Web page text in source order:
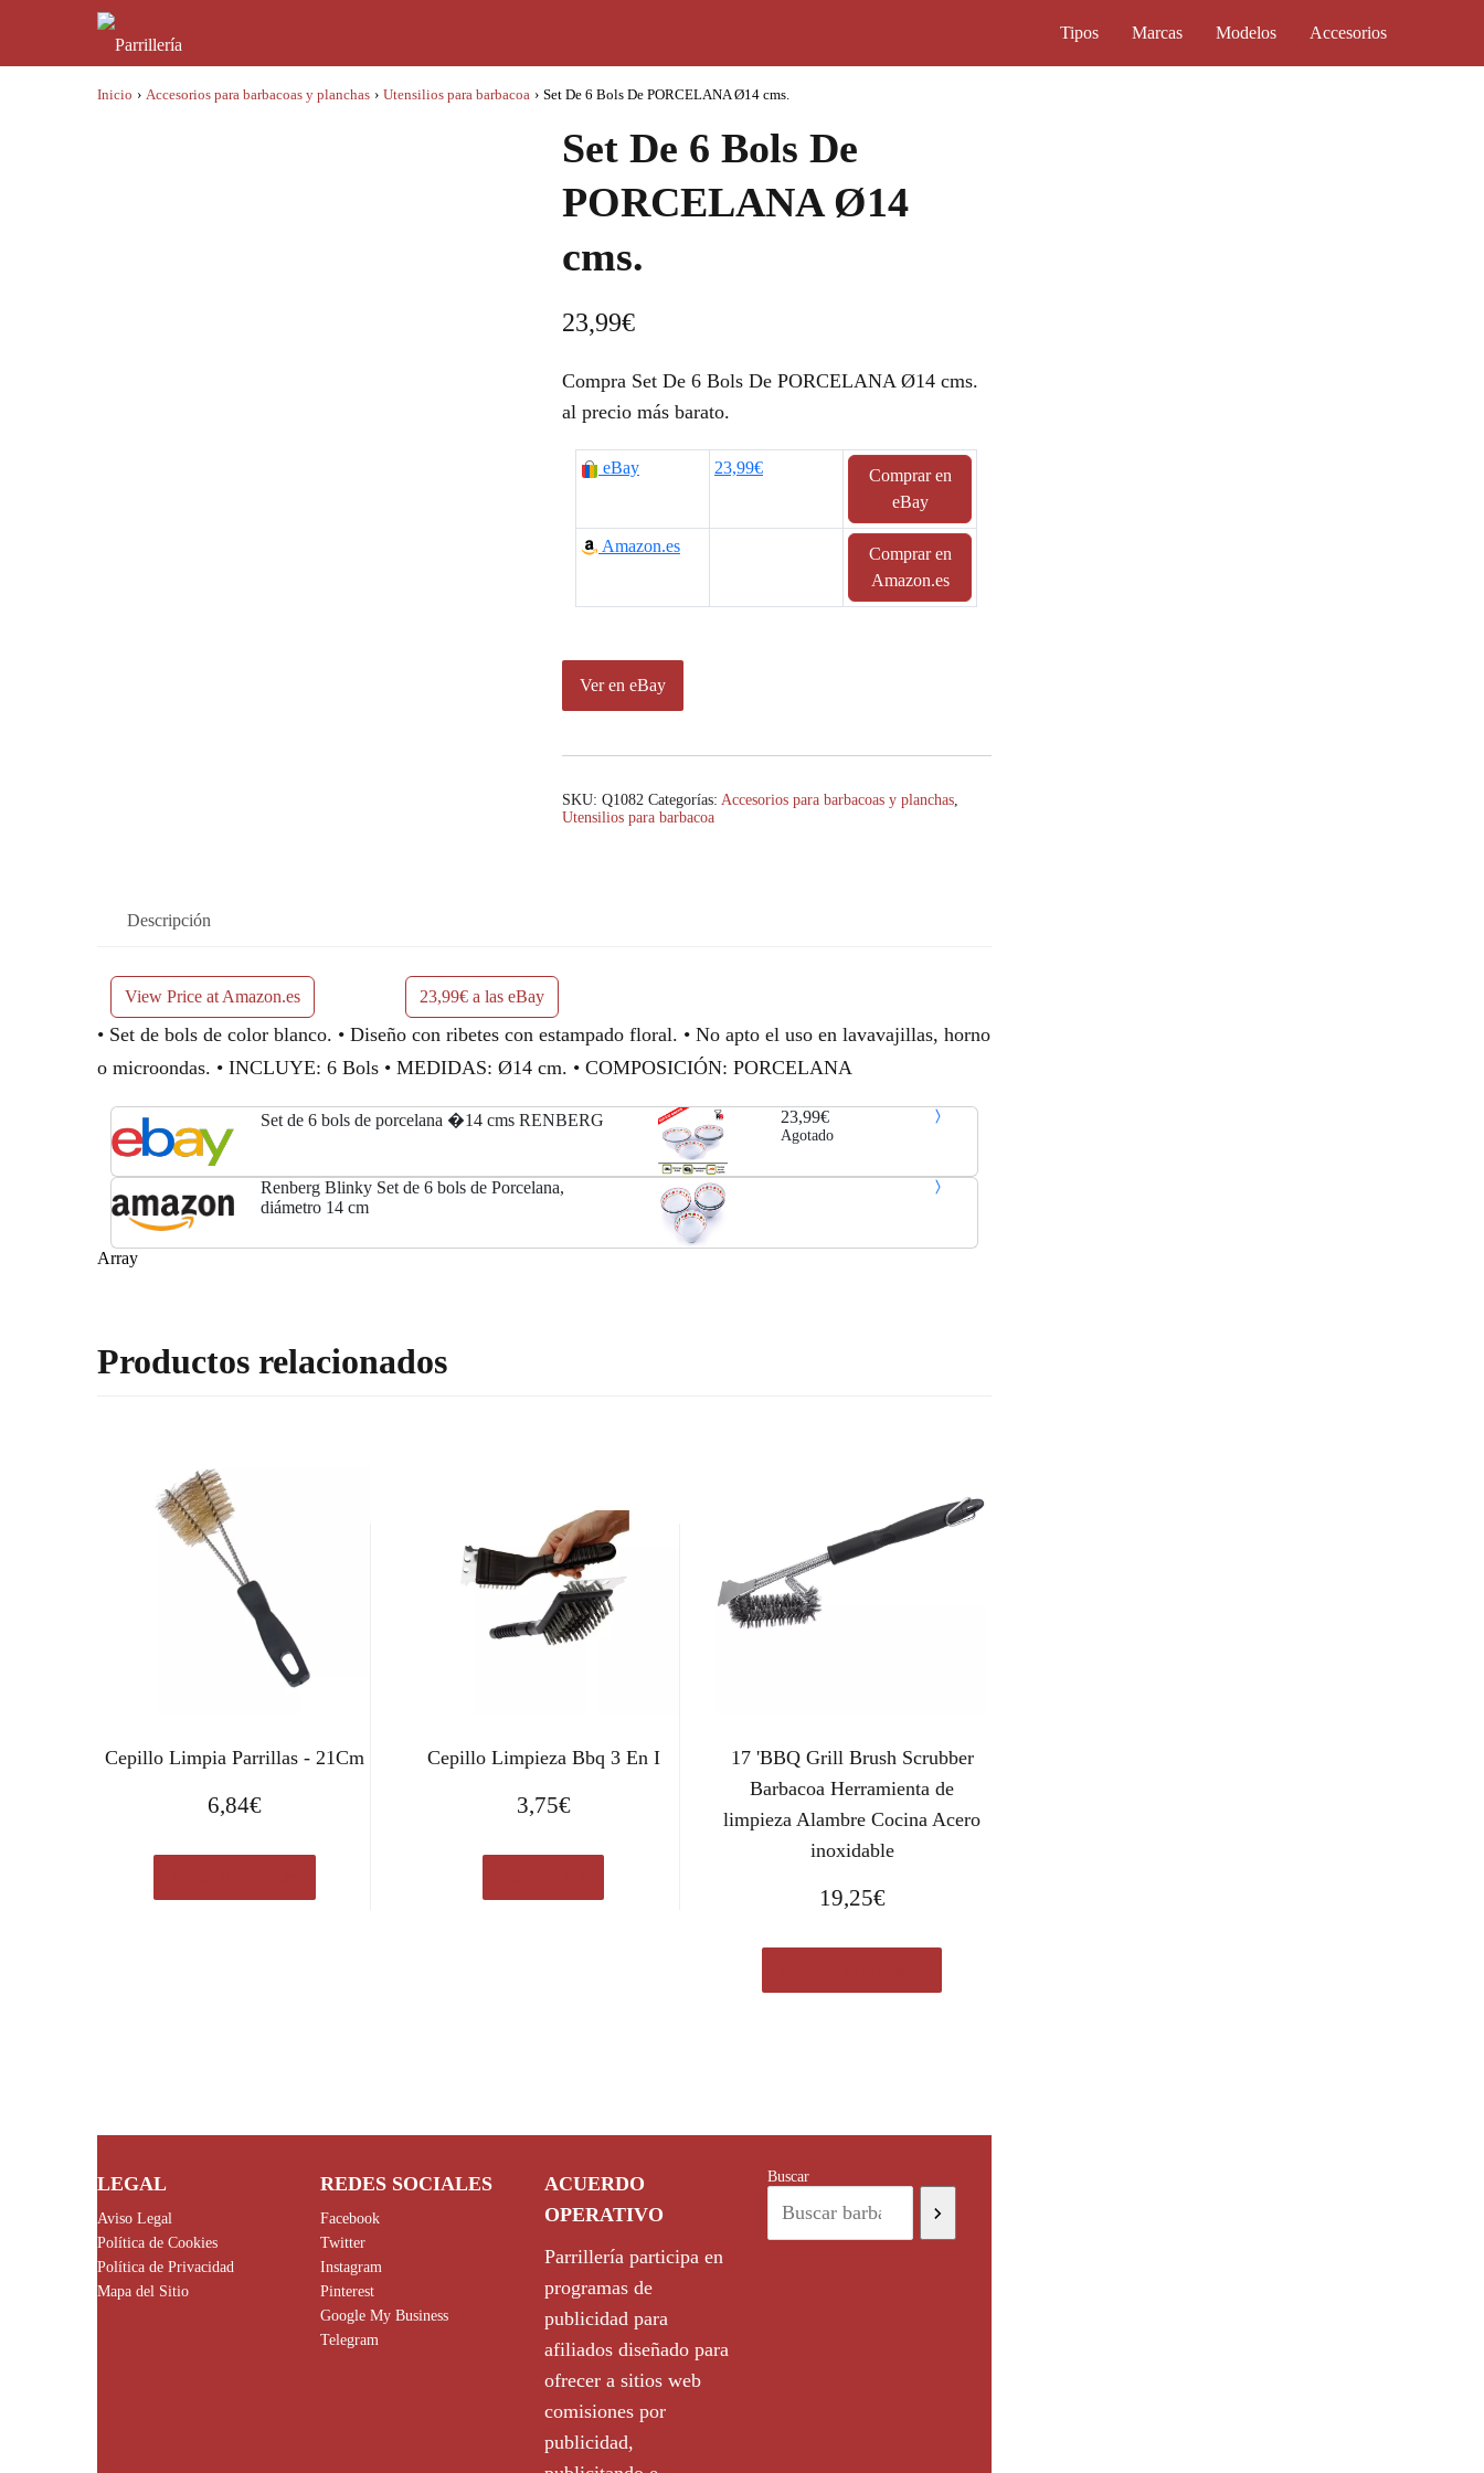
Tipos Marcas Modelos Accesorios
Inicio › Accesorios para barbacoas y planchas › Utensilios para barbacoa › Set De 6 Bols De PORCELANA Ø14 cms.
Set De 6 Bols De
PORCELANA Ø14
cms.
23,99€
Compra Set De 6 Bols De PORCELANA Ø14 cms.
al precio más barato.
eBay 23,99€
Comprar en
eBay
Amazon.es
Comprar en
Amazon.es
Ver en eBay
SKU: Q1082 Categorías: Accesorios para barbacoas y planchas,
Utensilios para barbacoa
Descripción
View Price at Amazon.es 23,99€ a las eBay
• Set de bols de color blanco. • Diseño con ribetes con estampado floral. • No apto el uso en lavavajillas, horno
o microondas. • INCLUYE: 6 Bols • MEDIDAS: Ø14 cm. • COMPOSICIÓN: PORCELANA
Set de 6 bols de porcelana �14 cms RENBERG 23,99€
Agotado
Renberg Blinky Set de 6 bols de Porcelana,
diámetro 14 cm
Array
Productos relacionados
Cepillo Limpia Parrillas - 21Cm
6,84€
Cepillo Limpieza Bbq 3 En I
3,75€
17 'BBQ Grill Brush Scrubber
Barbacoa Herramienta de
limpieza Alambre Cocina Acero
inoxidable
19,25€
LEGAL
Aviso Legal
Política de Cookies
Política de Privacidad
Mapa del Sitio
REDES SOCIALES
Facebook
Twitter
Instagram
Pinterest
Google My Business
Telegram
ACUERDO
OPERATIVO
Parrillería participa en
programas de
publicidad para
afiliados diseñado para
ofrecer a sitios web
comisiones por
publicidad,
Buscar